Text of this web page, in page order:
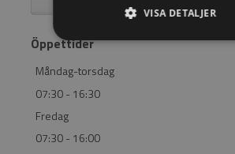
Öppettider
Måndag-torsdag
07:30 - 16:30
Fredag
07:30 - 16:00
VISA DETALJER